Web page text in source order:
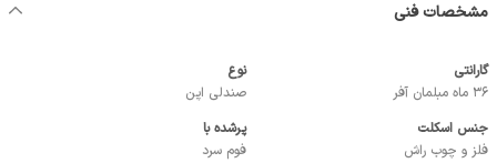
مشخصات فنی
گارانتی
36 ماه مبلمان آفر
نوع
صندلی اپن
جنس اسکلت
فلز و چوب راش
پرشده با
فوم سرد